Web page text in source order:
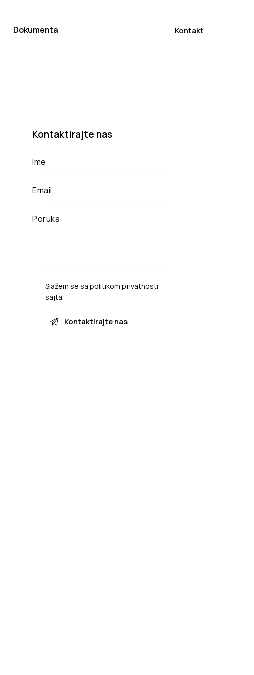
Dokumenta Kontakt
Kontaktirajte nas
Slažem se sa politikom privatnosti
sajta.